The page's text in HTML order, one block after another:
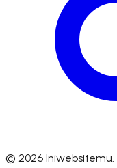
© 2026 Iniwebsitemu.